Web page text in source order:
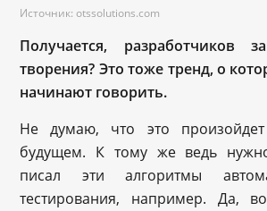
Источник: otssolutions.com
Получается, разработчиков
творения? Это тоже тренд, о
начинают говорить.
Не думаю, что это
будущем. К тому же ведь
писал эти алгоритмы
тестирования, например. Да,